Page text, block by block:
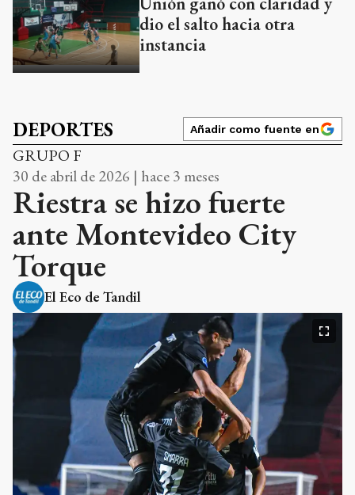
dio el salto hacia otra
instancia
DEPORTES Añadir como fuente en
GRUPO F
30 de abril de 2026 | hace 3 meses
Riestra se hizo fuerte
ante Montevideo City
Torque
El Eco de Tandil